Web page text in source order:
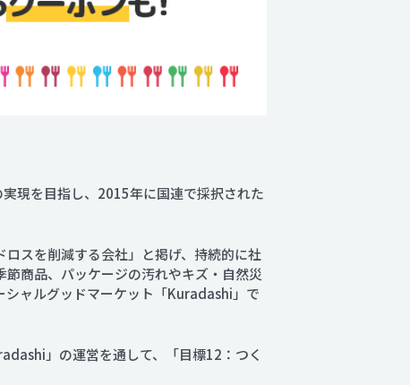
現を目指し、2015年に国連で採択された
スを削減する会社」と掲げ、持続的に社
商品、パッケージの汚れやキズ・自然災
シャルグッドマーケット「Kuradashi」で
」の運営を通して、「目標12：つく